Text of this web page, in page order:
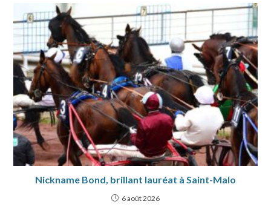
Nickname Bond, brillant lauréat à Saint-Malo
6 août 2026